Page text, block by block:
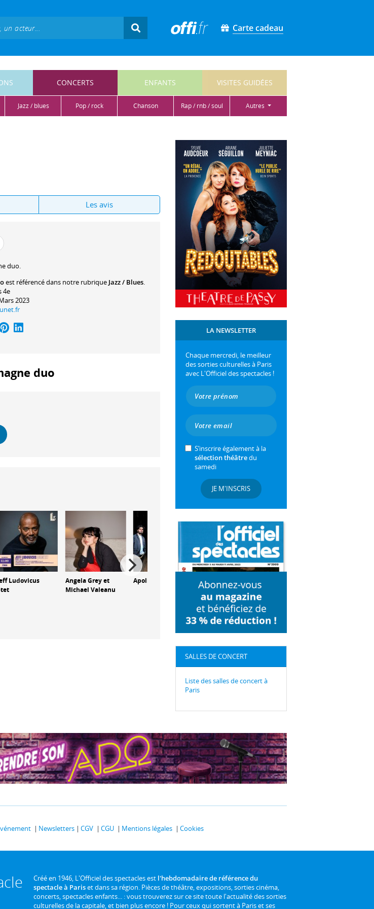
Carte cadeau
CONCERTS ENFANTS VISITES GUIDÉES
jazz / blues pop / rock chanson rap / rnb / soul autres
Les avis
duo.
est référencé dans notre rubrique Jazz / Blues.
4e
2023
duo
Ludovicus
Angela Grey et
Michael Valeanu
ApolloJam
LA NEWSLETTER
Chaque mercredi, le meilleur
des sorties culturelles à Paris
avec L'Officiel des spectacles !
S’inscrire également à la
sélection théâtredu
samedi
JE M'INSCRIS
SALLES DE CONCERT
Liste des salles de concert à
Paris
Newsletters CGV CGU Mentions légales Cookies
Créé en 1946, L'Officiel des spectacles est l'hebdomadaire de référence du
spectacle à Pariset dans sa région. Pièces de théâtre, expositions, sorties cinéma,
concerts, spectacles enfants... : vous trouverez sur ce site toute l'actualité des sorties
culturelles de la capitale, et bien plus encore ! Pour ceux qui sortent à Paris et ses